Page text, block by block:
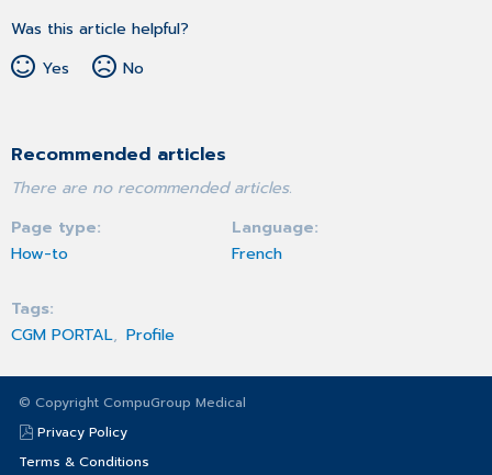
Was this article helpful?
Yes
No
Recommended articles
There are no recommended articles.
Page type
How-to
Language
French
Tags
CGM PORTAL Profile
© Copyright CompuGroup Medical
Privacy Policy
Terms & Conditions